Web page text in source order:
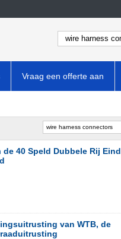
Vraag een offerte aan
40 Speld Dubbele Rij Eind
van WTB, de